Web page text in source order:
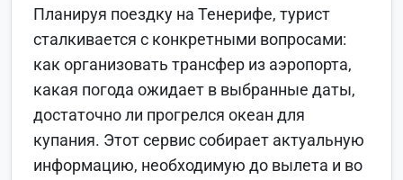
Планируя поездку на Тенерифе, турист
сталкивается с конкретными вопросами:
как организовать трансфер из аэропорта,
какая погода ожидает в выбранные даты,
достаточно ли прогрелся океан для
купания. Этот сервис собирает актуальную
информацию, необходимую до вылета и во